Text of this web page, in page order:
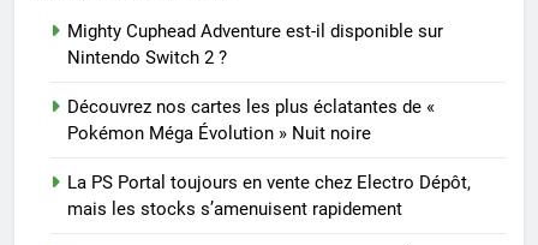
Mighty Cuphead Adventure est-il disponible sur
Nintendo Switch 2 ?
Découvrez nos cartes les plus éclatantes de «
Pokémon Méga Évolution » Nuit noire
La PS Portal toujours en vente chez Electro Dépôt,
mais les stocks s’amenuisent rapidement